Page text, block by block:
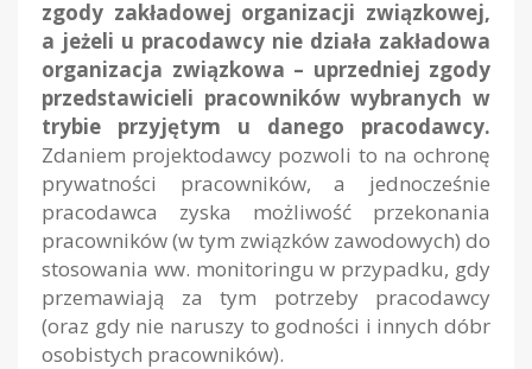
zgody zakładowej organizacji związkowej,
a jeżeli u pracodawcy nie działa zakładowa
organizacja związkowa – uprzedniej zgody
przedstawicieli pracowników wybranych w
trybie przyjętym u danego pracodawcy.
Zdaniem projektodawcy pozwoli to na ochronę
prywatności pracowników, a jednocześnie
pracodawca zyska możliwość przekonania
pracowników (w tym związków zawodowych) do
stosowania ww. monitoringu w przypadku, gdy
przemawiają za tym potrzeby pracodawcy
(oraz gdy nie naruszy to godności i innych dóbr
osobistych pracowników).